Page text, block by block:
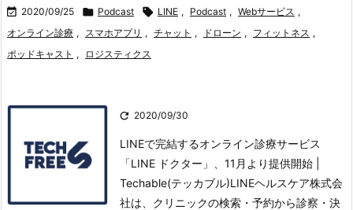
 2020/09/25  Podcast  LINE , Podcast , Webサービス ,
オンライン診療 , スマホアプリ , チャット , ドローン , フィットネス ,
ポッドキャスト , ロジスティクス
 2020/09/30
LINEで完結するオンライン診療サービス
「LINE ドクター」、11月より提供開始 |
Techable(テッカブル)LINEヘルスケア株式会
社は、クリニックの検索・予約から診察・決